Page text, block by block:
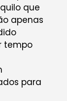
que
apenas
tempo
para